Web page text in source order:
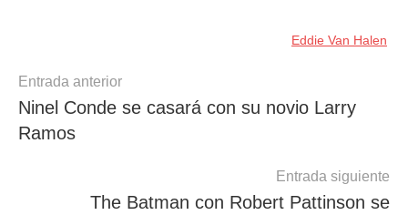
Eddie Van Halen
Navegación
de
entradas
Entrada anterior
Ninel Conde se casará con su novio Larry
Ramos
Entrada siguiente
The Batman con Robert Pattinson se